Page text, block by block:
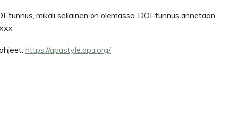
tunnus, mikäli sellainen on olemassa. DOI-tunnus annetaan
https://apastyle.apa.org/